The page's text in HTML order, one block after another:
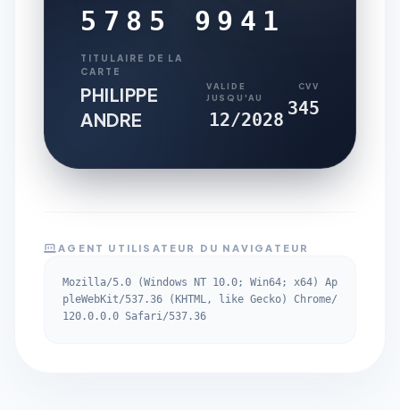
5785 9941
TITULAIRE DE LA
CARTE
PHILIPPE
ANDRE
VALIDE
JUSQU'AU
12/2028
CVV
345
AGENT UTILISATEUR DU NAVIGATEUR
Mozilla/5.0 (Windows NT 10.0; Win64; x64) Ap
pleWebKit/537.36 (KHTML, like Gecko) Chrome/
120.0.0.0 Safari/537.36